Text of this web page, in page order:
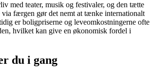
med teater, musik og festivaler, og den tætte
færgen gør det nemt at tænke internationalt
er boligpriserne og leveomkostningerne ofte
hvilket kan give en økonomisk fordel i
du i gang